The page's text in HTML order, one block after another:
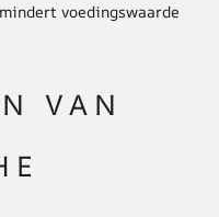
voedingswaarde
VAN